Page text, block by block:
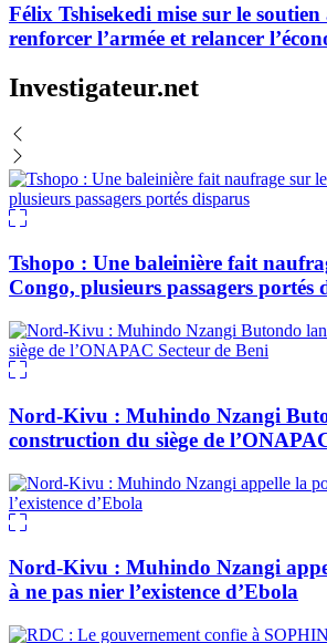
Félix Tshisekedi mise sur le
renforcer l’armée et relancer
Investigateur.net
Tshopo : Une baleinière fait
Congo, plusieurs passagers portés
Nord-Kivu : Muhindo Nzangi
construction du siège de
Nord-Kivu : Muhindo Nzangi
à ne pas nier l’existence d’Ebola